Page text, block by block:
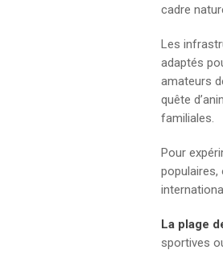
cadre
Les
adaptés
amateurs
quête
familiales.
Pour
La plage
sportives